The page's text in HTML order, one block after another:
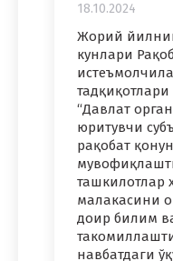
18.10.2024
Жорий
кунлари
“Давлат
юритувчи
рақобат
ташкилотлар
малакасини
доир билим
навбатдаги